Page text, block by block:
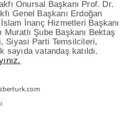
Onursal Başkanı Prof. Dr.
Genel Başkanı Erdoğan
İnanç Hizmetleri Başkanı
Muratlı Şube Başkanı Bektaş
Siyasi Parti Temsilcileri,
sayıda vatandaş katıldı.